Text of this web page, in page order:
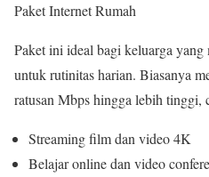
Paket Internet Rumah
Paket ini ideal bagi keluarga
untuk rutinitas harian. Biasanya
ratusan Mbps hingga lebih tinggi,
Streaming film dan video 4K
Belajar online dan video